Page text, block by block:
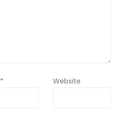
* Website